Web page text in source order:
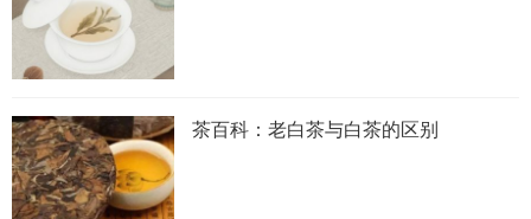
茶百科：老白茶与白茶的区别